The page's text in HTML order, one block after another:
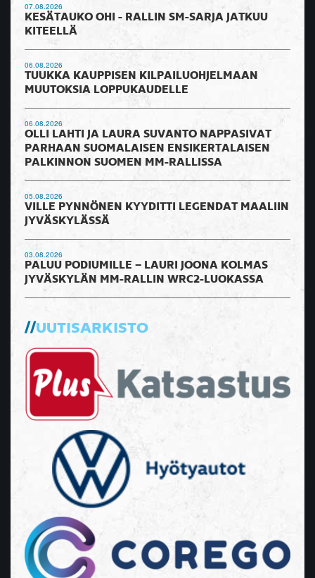
07.08.2026
KESÄTAUKO OHI - RALLIN SM-SARJA JATKUU
KITEELLÄ
06.08.2026
TUUKKA KAUPPISEN KILPAILUOHJELMAAN
MUUTOKSIA LOPPUKAUDELLE
06.08.2026
OLLI LAHTI JA LAURA SUVANTO NAPPASIVAT
PARHAAN SUOMALAISEN ENSIKERTALAISEN
PALKINNON SUOMEN MM-RALLISSA
05.08.2026
VILLE PYNNÖNEN KYYDITTI LEGENDAT MAALIIN
JYVÄSKYLÄSSÄ
03.08.2026
PALUU PODIUMILLE – LAURI JOONA KOLMAS
JYVÄSKYLÄN MM-RALLIN WRC2-LUOKASSA
UUTISARKISTO